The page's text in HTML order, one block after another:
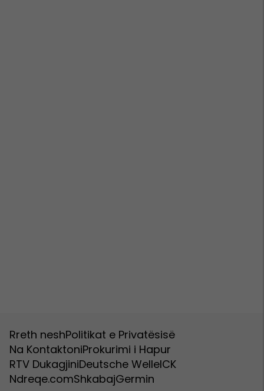
Rreth neshPolitikat e Privatësisë
Na KontaktoniProkurimi i Hapur
RTV DukagjiniDeutsche WelleICK
Ndreqe.comShkabajGermin